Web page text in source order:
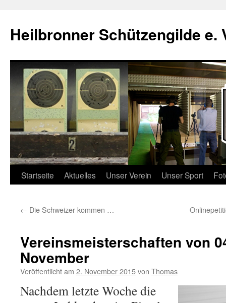
springen
Heilbronner Schützengilde e.
Startseite Aktuelles Unser Verein Unser Sport
← Die Schweizer kommen …
Vereinsmeisterschaften von
November
Veröffentlicht am 2. November 2015von Thomas
Nachdem letzte Woche die